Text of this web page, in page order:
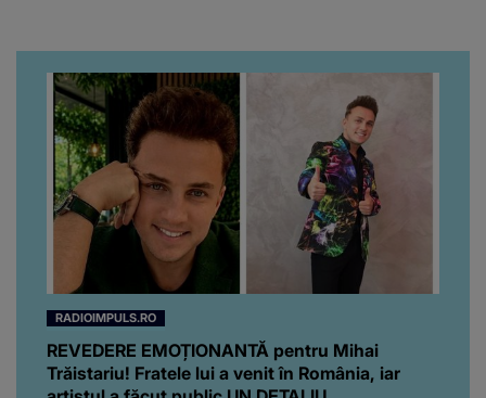
RADIOIMPULS.RO
REVEDERE EMOȚIONANTĂ pentru Mihai
Trăistariu! Fratele lui a venit în România, iar